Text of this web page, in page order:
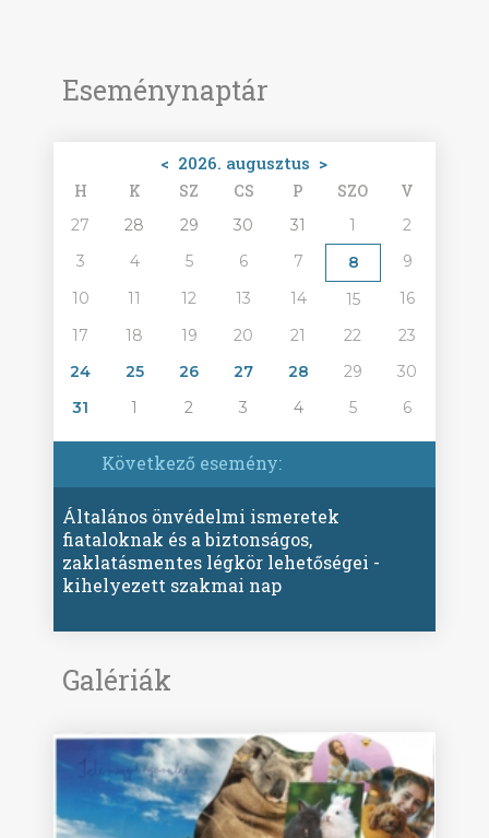
Eseménynaptár
< 2026. augusztus >
H K SZ CS P SZO V
27 28 29 30 31 1
2
3
4 5 6 7 8
9
10
11 12 13 14 15
16
17
18 19 20 21 22
23
24
25 26 27 28 29
30
31
1 2 3 4 5 6
Következő esemény:
Általános önvédelmi ismeretek
fiataloknak és a biztonságos,
zaklatásmentes légkör lehetőségei -
kihelyezett szakmai nap
Galériák